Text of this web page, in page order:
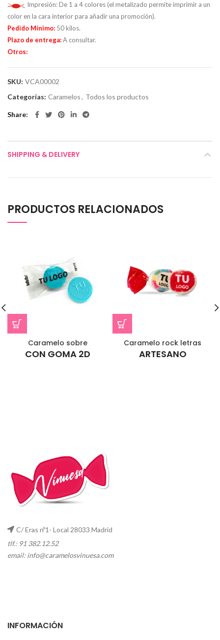
Impresión:De 1 a 4 colores (el metalizado permite imprimir a un
color en la cara interior para añadir una promoción).
Pedido Mínimo: 50 kilos.
Plazo de entrega:A consultar.
Otros:
SKU: VCA00002
Categorías: Caramelos, Todos los productos
Share
SHIPPING & DELIVERY
PRODUCTOS RELACIONADOS
Caramelo sobre
CON GOMA 2D
Caramelo rock letras
ARTESANO
C/ Eras nº1- Local 28033 Madrid
tlf.: 91 382.12.52
email: info@caramelosvinuesa.com
INFORMACIÓN